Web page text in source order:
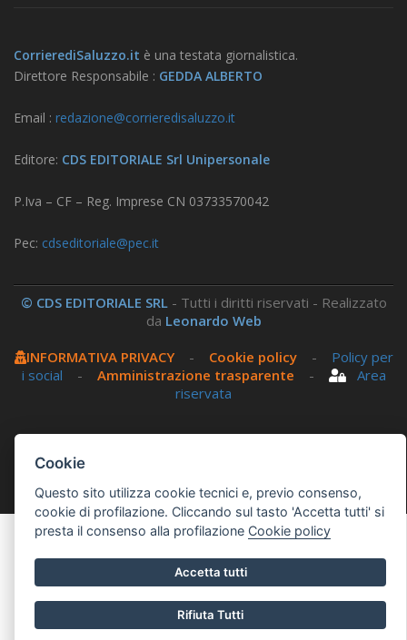
CorrierediSaluzzo.it è una testata giornalistica.
Direttore Responsabile : GEDDA ALBERTO
Email : redazione@corrieredisaluzzo.it
Editore: CDS EDITORIALE Srl Unipersonale
P.Iva – CF – Reg. Imprese CN 03733570042
Pec: cdseditoriale@pec.it
© CDS EDITORIALE SRL - Tutti i diritti riservati - Realizzato
da Leonardo Web
INFORMATIVA PRIVACY- Cookie policy- Policy per
i social - Amministrazione trasparente -
Area
riservata
DISLESSIA,
Leggibilità.
Cookie
Questo sito utilizza cookie tecnici e, previo consenso,
cookie di profilazione. Cliccando sul tasto 'Accetta tutti' si
presta il consenso alla profilazione Cookie policy
Accetta tutti
Rifiuta Tutti